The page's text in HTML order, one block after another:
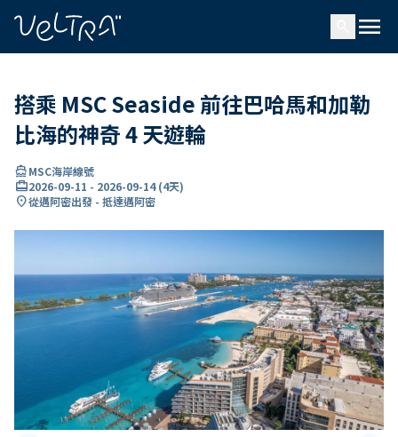
menu
搭乘 MSC Seaside 前往巴哈馬和加勒
比海的神奇 4 天遊輪
directions_boatMSC海岸線號
card_travel2026-09-11 - 2026-09-14(4天)
location_on從邁阿密出發 - 抵達邁阿密